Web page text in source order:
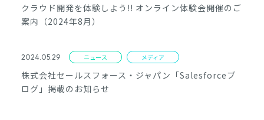
クラウド開発を体験しよう!! オンライン体験会開催のご
案内（2024年8月）
2024.05.29 ニュース メディア
株式会社セールスフォース・ジャパン「Salesforceブ
ログ」掲載のお知らせ